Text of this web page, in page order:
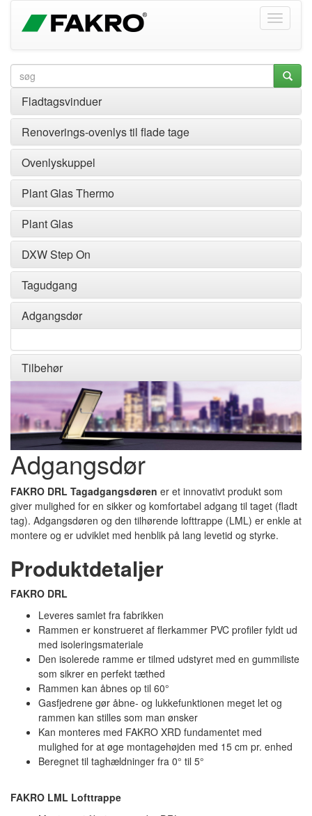
Fladtagsvinduer
Renoverings-ovenlys til flade tage
Ovenlyskuppel
Plant Glas Thermo
Plant Glas
DXW Step On
Tagudgang
Adgangsdør
Tilbehør
Adgangsdør
FAKRO DRL Tagadgangsdøren er et innovativt produkt som
giver mulighed for en sikker og komfortabel adgang til taget (ﬂadt
tag). Adgangsdøren og den tilhørende lofttrappe (LML) er enkle at
montere og er udviklet med henblik på lang levetid og styrke.
Produktdetaljer
FAKRO DRL
Leveres samlet fra fabrikken
Rammen er konstrueret af ﬂerkammer PVC proﬁler fyldt ud
med isoleringsmateriale
Den isolerede ramme er tilmed udstyret med en gummiliste
som sikrer en perfekt tæthed
Rammen kan åbnes op til 60°
Gasfjedrene gør åbne- og lukkefunktionen meget let og
rammen kan stilles som man ønsker
Kan monteres med FAKRO XRD fundamentet med
mulighed for at øge montagehøjden med 15 cm pr. enhed
Beregnet til taghældninger fra 0° til 5°
FAKRO LML Lofttrappe